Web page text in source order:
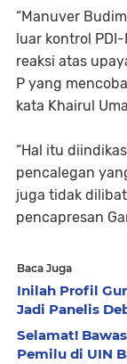
“Manuver
luar kontrol
reaksi atas
P yang
kata Khairul
“Hal itu
pencalegan
juga tidak
pencapresan
Baca Juga
Inilah Profil
Jadi Panelis
Selamat!
Pemilu di UIN